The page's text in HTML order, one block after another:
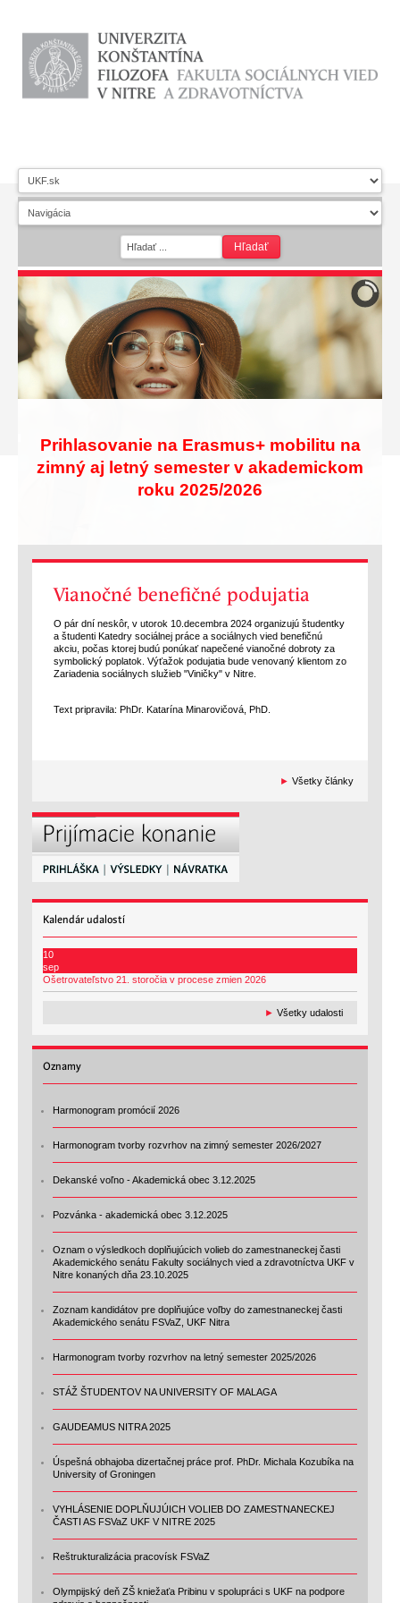
Prihlasovanie na Erasmus+ mobilitu na
zimný aj letný semester v akademickom
roku 2025/2026
Vianočné benefičné podujatia
O pár dní neskôr, v utorok 10.decembra 2024 organizujú študentky
a študenti Katedry sociálnej práce a sociálnych vied benefičnú
akciu, počas ktorej budú ponúkať napečené vianočné dobroty za
symbolický poplatok. Výťažok podujatia bude venovaný klientom zo
Zariadenia sociálnych služieb "Viničky" v Nitre.
Text pripravila: PhDr. Katarína Minarovičová, PhD.
► Všetky články
Kalendárudalostí
10
sep
Ošetrovateľstvo 21. storočia v procese zmien 2026
► Všetky udalosti
Oznamy
Harmonogram promócií 2026
Harmonogram tvorby rozvrhov na zimný semester 2026/2027
Dekanské voľno - Akademická obec 3.12.2025
Pozvánka - akademická obec 3.12.2025
Oznam o výsledkoch doplňujúcich volieb do zamestnaneckej časti
Akademického senátu Fakulty sociálnych vied a zdravotníctva UKF v
Nitre konaných dňa 23.10.2025
Zoznam kandidátov pre doplňujúce voľby do zamestnaneckej časti
Akademického senátu FSVaZ, UKF Nitra
Harmonogram tvorby rozvrhov na letný semester 2025/2026
STÁŽ ŠTUDENTOV NA UNIVERSITY OF MALAGA
GAUDEAMUS NITRA 2025
Úspešná obhajoba dizertačnej práce prof. PhDr. Michala Kozubíka na
University of Groningen
VYHLÁSENIE DOPLŇUJÚICH VOLIEB DO ZAMESTNANECKEJ
ČASTI AS FSVaZ UKF V NITRE 2025
Reštrukturalizácia pracovísk FSVaZ
Olympijský deň ZŠ kniežaťa Pribinu v spolupráci s UKF na podpore